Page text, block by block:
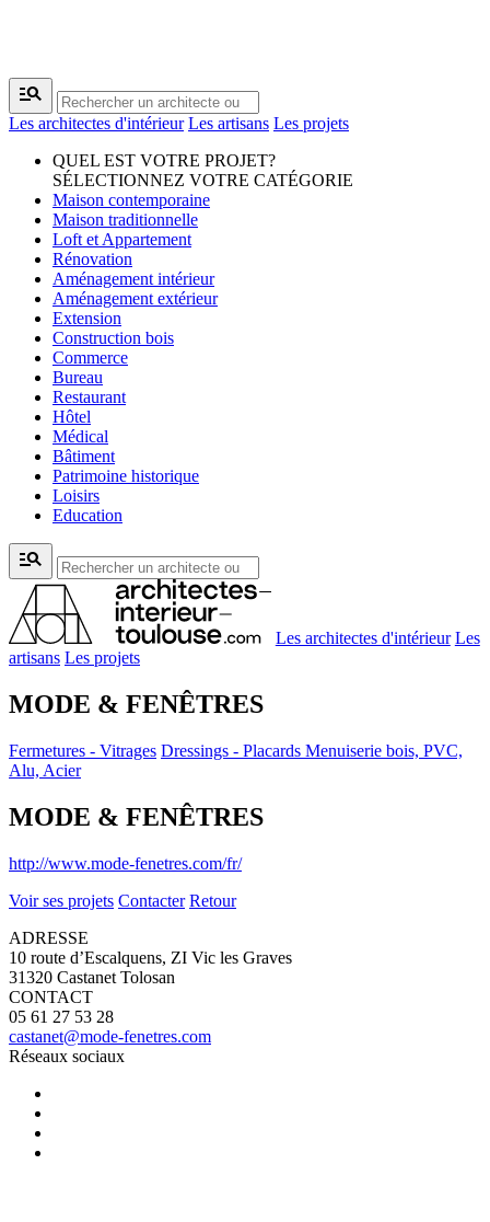
manage_search
Les architectes d'intérieur Les artisans Les projets
QUEL EST VOTRE PROJET?
SÉLECTIONNEZ VOTRE CATÉGORIE
Maison contemporaine
Maison traditionnelle
Loft et Appartement
Rénovation
Aménagement intérieur
Aménagement extérieur
Extension
Construction bois
Commerce
Bureau
Restaurant
Hôtel
Médical
Bâtiment
Patrimoine historique
Loisirs
Education
manage_search
Les architectes d'intérieur Les
artisans Les projets
MODE & FENÊTRES
Fermetures - Vitrages Dressings - Placards Menuiserie bois, PVC,
Alu, Acier
MODE & FENÊTRES
http://www.mode-fenetres.com/fr/
Voir ses projets Contacter Retour
ADRESSE
10 route d’Escalquens, ZI Vic les Graves
31320 Castanet Tolosan
CONTACT
05 61 27 53 28
castanet@mode-fenetres.com
Réseaux sociaux